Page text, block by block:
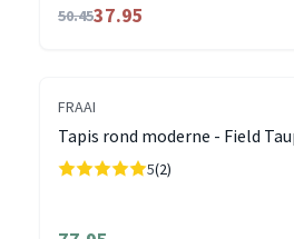
50.4537.95
FRAAI
Tapis rond moderne - Field
5(2)